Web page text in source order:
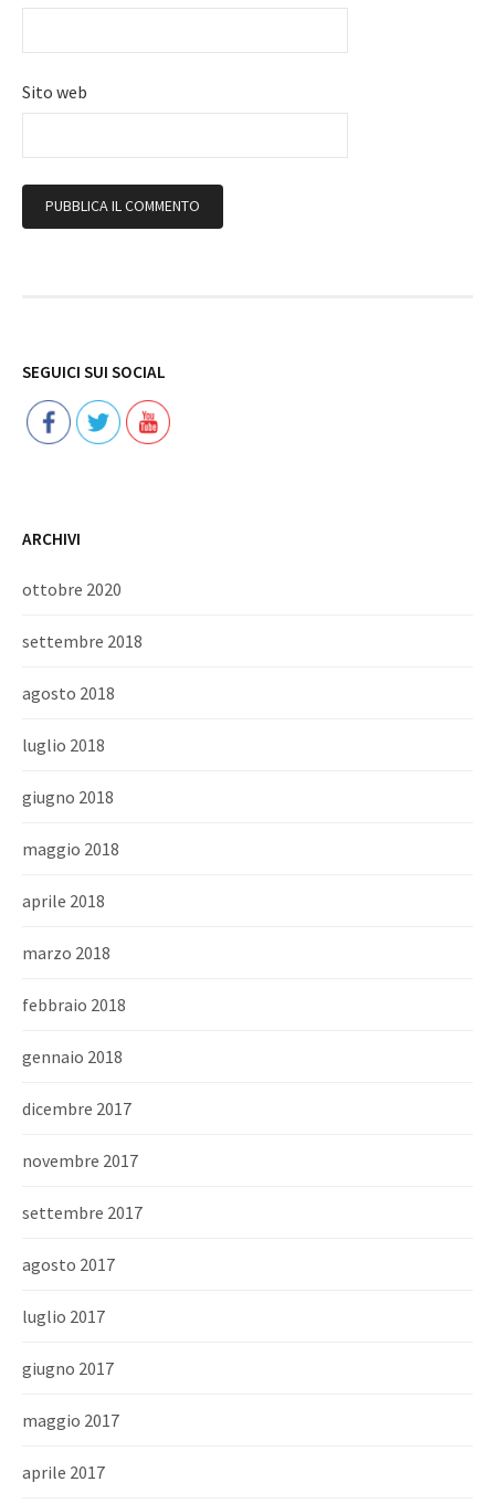
Sito web
SEGUICI SUI SOCIAL
ARCHIVI
ottobre 2020
settembre 2018
agosto 2018
luglio 2018
giugno 2018
maggio 2018
aprile 2018
marzo 2018
febbraio 2018
gennaio 2018
dicembre 2017
novembre 2017
settembre 2017
agosto 2017
luglio 2017
giugno 2017
maggio 2017
aprile 2017